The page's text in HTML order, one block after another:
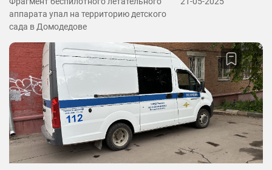
аппарата упал на территорию детского
сада в Домодедове